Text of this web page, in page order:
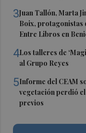
3Juan Tallón, Marta
Boix, protagonistas
Entre Libros en
4Los talleres de
al Grupo Reyes
5Informe del CEAM
vegetación perdió el
previos